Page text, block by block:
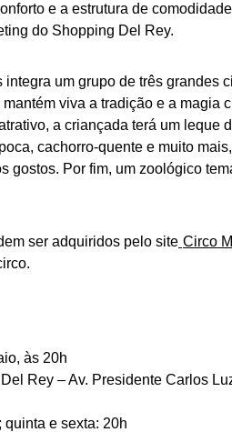
e a estrutura de
do Shopping Del Rey.
integra um grupo de três grandes
viva a tradição e a magia
a criançada terá um leque
cachorro-quente e muito
gostos. Por fim, um zoológico
ser adquiridos pelo site Circo
às 20h
Rey – Av. Presidente Carlos
quinta e sexta: 20h